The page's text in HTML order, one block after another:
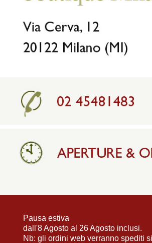
Pausa estiva
dall'8 Agosto al 26 Agosto inclusi.
Nb: gli ordini web verranno spediti